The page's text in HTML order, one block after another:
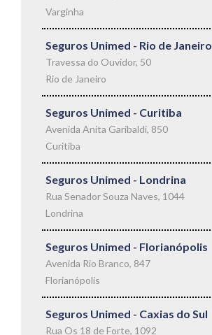
Varginha
Seguros Unimed - Rio de Janeiro
Travessa do Ouvidor, 50
Rio de Janeiro
Seguros Unimed - Curitiba
Avenida Anita Garibaldi, 850
Curitiba
Seguros Unimed - Londrina
Rua Senador Souza Naves, 1044
Londrina
Seguros Unimed - Florianópolis
Avenida Rio Branco, 847
Florianópolis
Seguros Unimed - Caxias do Sul
Rua Os 18 de Forte, 1092